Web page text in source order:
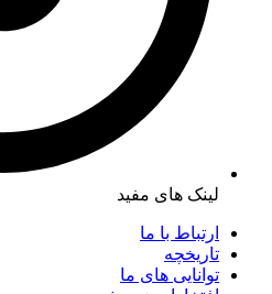
لینک های مفید
ارتباط با ما
تاریخچه
توانایی های ما